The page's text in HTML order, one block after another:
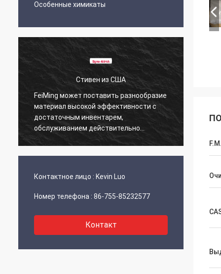
Особенные химикаты
Стивен из США
FeiMing может поставить разнообразие
материал высокой эффективности с
достаточным инвентарем,
обслуживанием действительно
фантастический.
Контактное лицо : Kevin Luo
Номер телефона : 86-755-85232577
Контакт
F.M.